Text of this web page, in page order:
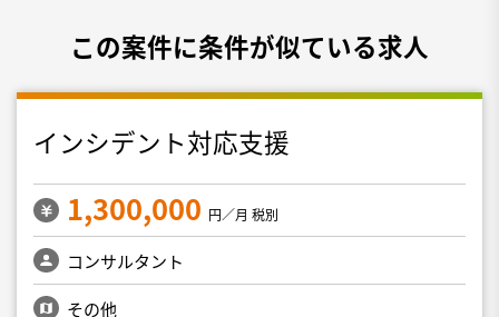
この案件に条件が似ている求人
インシデント対応支援
1,300,000 円／月 税別
コンサルタント
その他